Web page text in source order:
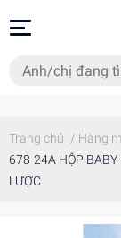
Trang chủ / Hàng
678-24A HỘP BABY
LƯỢC